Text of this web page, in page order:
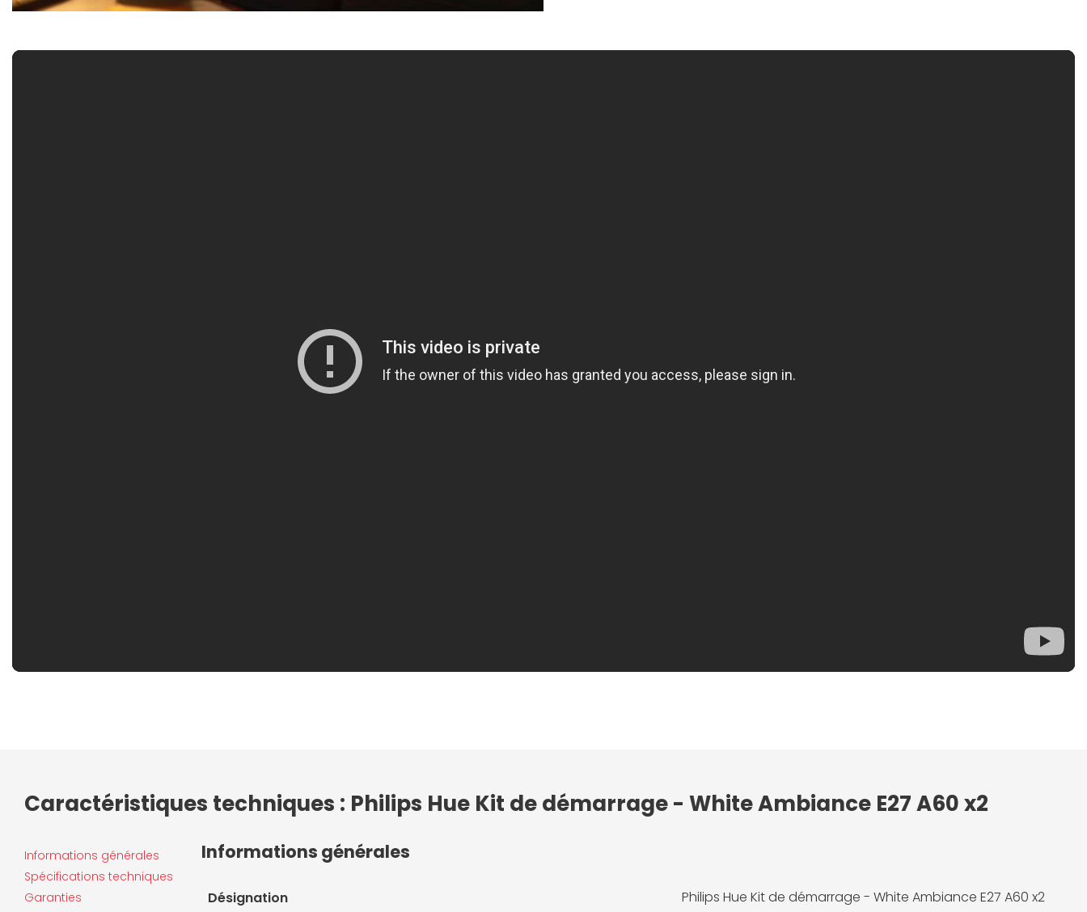
Caractéristiques techniques : Philips Hue Kit de démarrage - White Ambiance E27 A60 x2
Informations générales
Spécifications techniques
Garanties
Informations générales
Désignation Philips Hue Kit de démarrage - White Ambiance E27 A60 x2